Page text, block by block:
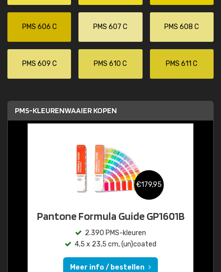
PMS 606 C PMS 607 C PMS 608 C
PMS 609 C PMS 610 C PMS 611 C
PMS-KLEURENWAAIER KOPEN
€179,95
Pantone Formula Guide GP1601B
2.390 PMS-kleuren
4,5 x 23,5 cm, (un)coated
Meer info / bestellen